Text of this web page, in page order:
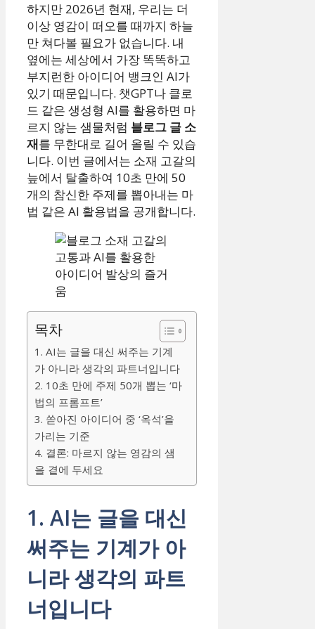
하지만 2026년 현재, 우리는 더
이상 영감이 떠오를 때까지 하늘
만 쳐다볼 필요가 없습니다. 내
옆에는 세상에서 가장 똑똑하고
부지런한 아이디어 뱅크인 AI가
있기 때문입니다. 챗GPT나 클로
드 같은 생성형 AI를 활용하면 마
르지 않는 샘물처럼 블로그 글 소
재를 무한대로 길어 올릴 수 있습
니다. 이번 글에서는 소재 고갈의
늪에서 탈출하여 10초 만에 50
개의 참신한 주제를 뽑아내는 마
법 같은 AI 활용법을 공개합니다.
목차
1. AI는 글을 대신 써주는 기계
가 아니라 생각의 파트너입니다
2. 10초 만에 주제 50개 뽑는 ‘마
법의 프롬프트’
3. 쏟아진 아이디어 중 ‘옥석’을
가리는 기준
4. 결론: 마르지 않는 영감의 샘
을 곁에 두세요
1. AI는 글을 대신
써주는 기계가 아
니라 생각의 파트
너입니다